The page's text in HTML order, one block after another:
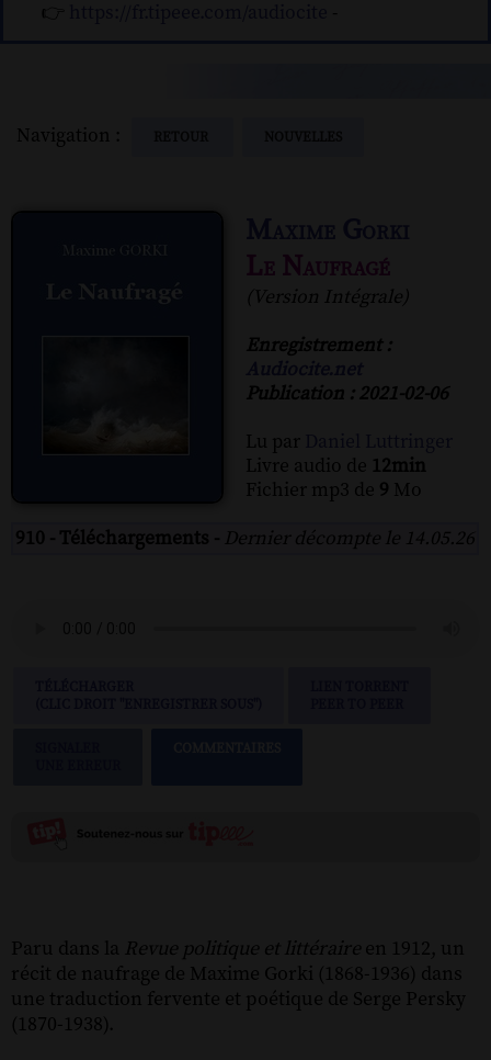
👉
-
Navigation :
Le Naufragé
(Version Intégrale)
Enregistrement :
Publication : 2021-02-06
Lu par
Livre audio de 12min
Fichier mp3 de 9 Mo
910 - Téléchargements - Dernier décompte le 14.05.26
Paru dans la Revue politique et littéraire en 1912, un
récit de naufrage de Maxime Gorki (1868-1936) dans
une traduction fervente et poétique de Serge Persky
(1870-1938).